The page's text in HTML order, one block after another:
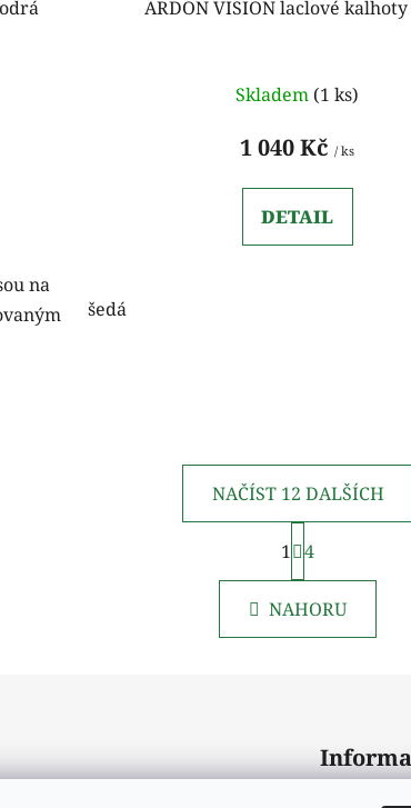
na
ARDON VISION laclové kalhoty
Skladem (1 ks)
1 040 Kč/ ks
DETAIL
šedá
O
v
l
á
r
NAČÍST 12 DALŠÍCH
S
t
r
n
k
1 4
NAHORU